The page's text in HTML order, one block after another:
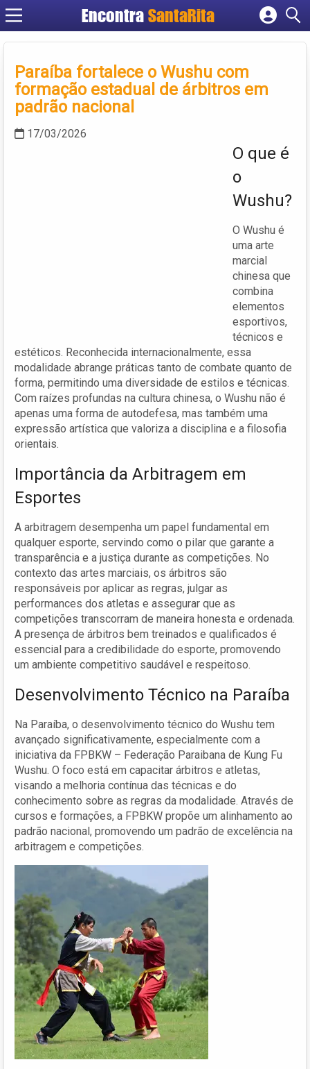
EncontraSantaRita
Cadastrar empresa
Criar conta
Paraíba fortalece o Wushu com
formação estadual de árbitros em
padrão nacional
17/03/2026
O que é
o
Wushu?
O Wushu é
uma arte
marcial
chinesa que
combina
elementos
esportivos,
técnicos e
estéticos. Reconhecida internacionalmente, essa
modalidade abrange práticas tanto de combate quanto de
forma, permitindo uma diversidade de estilos e técnicas.
Com raízes profundas na cultura chinesa, o Wushu não é
apenas uma forma de autodefesa, mas também uma
expressão artística que valoriza a disciplina e a filosofia
orientais.
Importância da Arbitragem em
Esportes
A arbitragem desempenha um papel fundamental em
qualquer esporte, servindo como o pilar que garante a
transparência e a justiça durante as competições. No
contexto das artes marciais, os árbitros são
responsáveis por aplicar as regras, julgar as
performances dos atletas e assegurar que as
competições transcorram de maneira honesta e ordenada.
A presença de árbitros bem treinados e qualificados é
essencial para a credibilidade do esporte, promovendo
um ambiente competitivo saudável e respeitoso.
Desenvolvimento Técnico na Paraíba
Na Paraíba, o desenvolvimento técnico do Wushu tem
avançado significativamente, especialmente com a
iniciativa da FPBKW – Federação Paraibana de Kung Fu
Wushu. O foco está em capacitar árbitros e atletas,
visando a melhoria contínua das técnicas e do
conhecimento sobre as regras da modalidade. Através de
cursos e formações, a FPBKW propõe um alinhamento ao
padrão nacional, promovendo um padrão de excelência na
arbitragem e competições.